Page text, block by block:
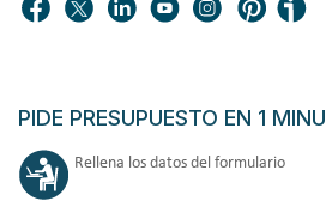
confort y bienestar a sus clientes
PIDE PRESUPUESTO EN 1
Rellena los datos del formulario